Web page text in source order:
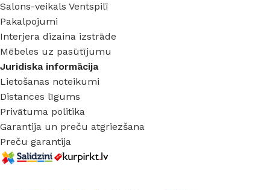
Salons-veikals Ventspilī
Pakalpojumi
Interjera dizaina izstrāde
Mēbeles uz pasūtījumu
Juridiska informācija
Lietošanas noteikumi
Distances līgums
Privātuma politika
Garantija un preču atgriezšana
Preču garantija